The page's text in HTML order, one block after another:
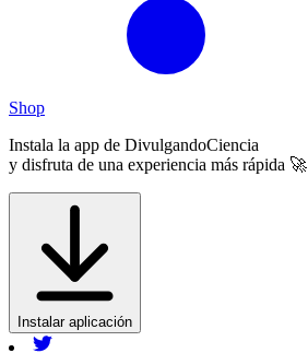
Shop
Instala la app de DivulgandoCiencia
y disfruta de una experiencia más rápida 🚀
Instalar aplicación